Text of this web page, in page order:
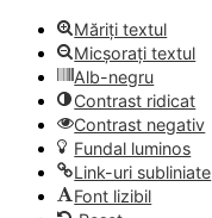
Măriți textul
Micșorați textul
Alb-negru
Contrast ridicat
Contrast negativ
Fundal luminos
Link-uri subliniate
Font lizibil